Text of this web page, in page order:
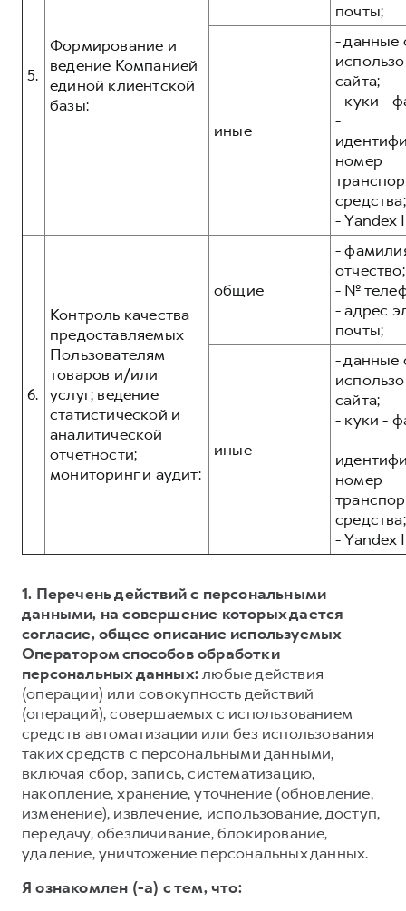
5.
Формирование и
ведение Компанией
единой клиентской
базы:
почты;
иные
- данные
сайта;
- куки -
-
номер
средства;
- Yandex
6.
Контроль качества
предоставляемых
Пользователям
товаров и/или
услуг; ведение
статистической и
аналитической
отчетности;
мониторинг и аудит:
общие
-
отчество;
- №
- адрес
почты;
иные
- данные
сайта;
- куки -
-
номер
средства;
- Yandex
1. Перечень действий с персональными
данными, на совершение которых дается
согласие, общее описание используемых
Оператором способов обработки
персональных данных:любые действия
(операции) или совокупность действий
(операций), совершаемых с использованием
средств автоматизации или без использования
таких средств с персональными данными,
включая сбор, запись, систематизацию,
накопление, хранение, уточнение (обновление,
изменение), извлечение, использование, доступ,
передачу, обезличивание, блокирование,
удаление, уничтожение персональных данных.
Я ознакомлен (-а) с тем, что: